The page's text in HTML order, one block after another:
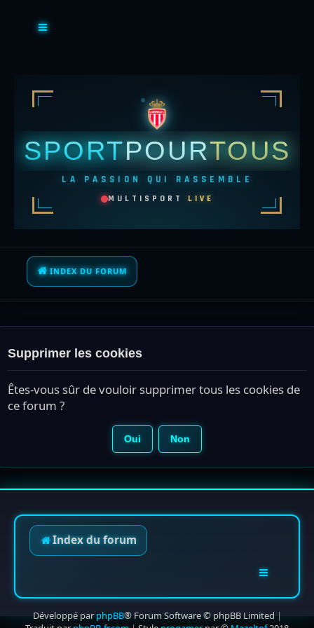
SPORTPOURTOUS
LA PASSION QUI RASSEMBLE
MULTISPORT LIVE
INDEX DU FORUM
Supprimer les cookies
Êtes-vous sûr de vouloir supprimer tous les cookies de
ce forum ?
Index du forum
Développé parphpBB® Forum Software © phpBB Limited |